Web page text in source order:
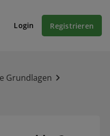
Login Registrieren
Grundlagen